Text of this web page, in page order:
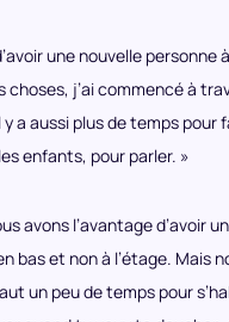
une nouvelle personne
j’ai commencé à
y a aussi plus de temps pour
enfants, pour parler. »
avons l’avantage d’avoir
bas et non à l’étage. Mais
un peu de temps pour